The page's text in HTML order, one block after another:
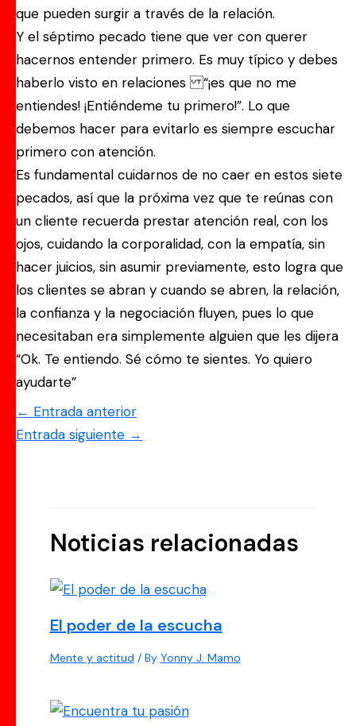
que pueden surgir a través de la relación.
Y el séptimo pecado tiene que ver con querer
hacernos entender primero. Es muy típico y debes
haberlo visto en relaciones “¡es que no me
entiendes! ¡Entiéndeme tu primero!”. Lo que
debemos hacer para evitarlo es siempre escuchar
primero con atención.
Es fundamental cuidarnos de no caer en estos siete
pecados, así que la próxima vez que te reúnas con
un cliente recuerda prestar atención real, con los
ojos, cuidando la corporalidad, con la empatía, sin
hacer juicios, sin asumir previamente, esto logra que
los clientes se abran y cuando se abren, la relación,
la confianza y la negociación fluyen, pues lo que
necesitaban era simplemente alguien que les dijera
“Ok. Te entiendo. Sé cómo te sientes. Yo quiero
ayudarte”
← Entrada anterior
Entrada siguiente →
Noticias relacionadas
El poder de la escucha
Mente y actitud / By Yonny J. Mamo